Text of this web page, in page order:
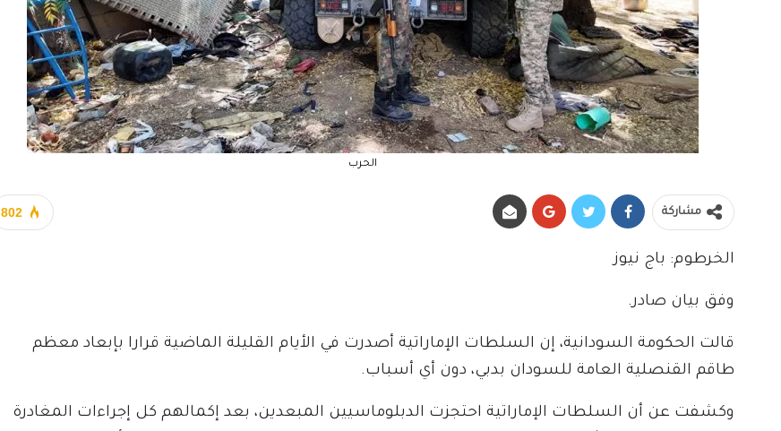
الحرب
802 مشاركة
الخرطوم: باج نيوز
وفق بيان صادر.
قالت الحكومة السودانية، إن السلطات الإماراتية أصدرت في الأيام القليلة الماضية قرارا بإبعاد معظم
طاقم القنصلية العامة للسودان بدبي، دون أي أسباب.
وكشفت عن أن السلطات الإماراتية احتجزت الدبلوماسيين المبعدين، بعد إكمالهم كل إجراءات المغادرة